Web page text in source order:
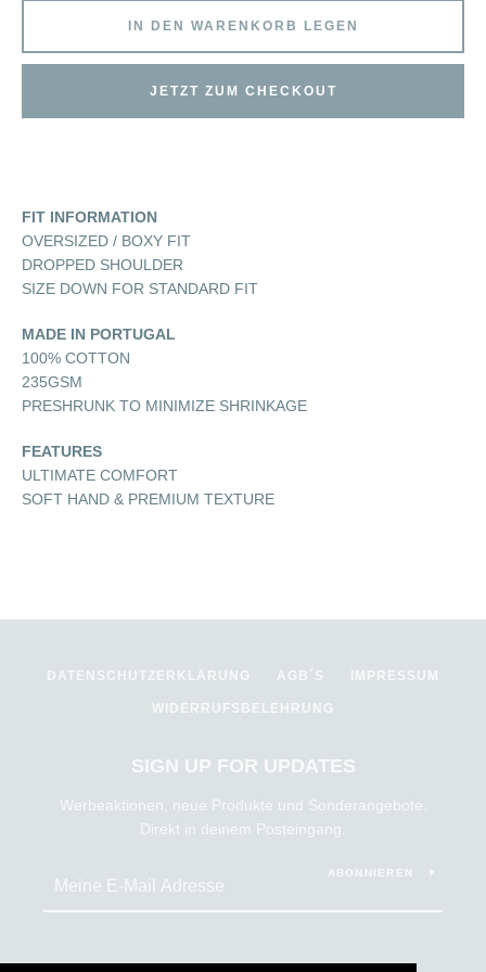
FIT INFORMATION
OVERSIZED / BOXY FIT
DROPPED SHOULDER
SIZE DOWN FOR STANDARD FIT
MADE IN PORTUGAL
100% COTTON
235GSM
PRESHRUNK TO MINIMIZE SHRINKAGE
FEATURES
ULTIMATE COMFORT
SOFT HAND & PREMIUM TEXTURE
IN DEN WARENKORB LEGEN
JETZT ZUM CHECKOUT
DATENSCHUTZERKLÄRUNG AGB´S IMPRESSUM
WIDERRUFSBELEHRUNG
SIGN UP FOR UPDATES
Werbeaktionen, neue Produkte und Sonderangebote.
Direkt in deinem Posteingang.
ABONNIEREN